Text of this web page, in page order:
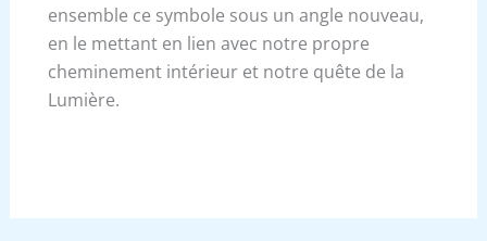
ensemble ce symbole sous un angle nouveau,
en le mettant en lien avec notre propre
cheminement intérieur et notre quête de la
Lumière.